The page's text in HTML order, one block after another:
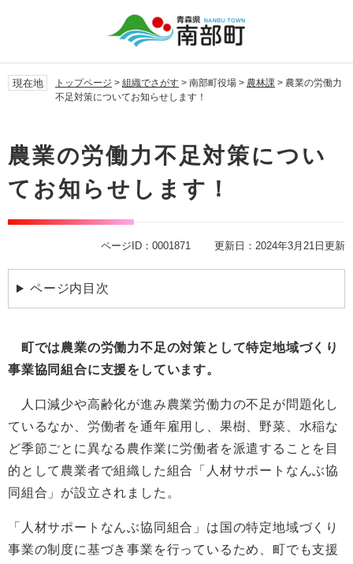
先
頭
を
飛
本
現在地 トップページ > 組織でさがす > 南部町役場 > 農林課 > 農業の労働力
不足対策についてお知らせします！
文
農業の労働力不足対策につい
てお知らせします！
ページID：0001871 更新日：2024年3月21日更新
ページ内目次
町では農業の労働力不足の対策として特定地域づくり
事業協同組合に支援をしています。
人口減少や高齢化が進み農業労働力の不足が問題化し
ているなか、労働者を通年雇用し、果樹、野菜、水稲な
ど季節ごとに異なる農作業に労働者を派遣することを目
的として農業者で組織した組合「人材サポートなんぶ協
同組合」が設立されました。
「人材サポートなんぶ協同組合」は国の特定地域づくり
事業の制度に基づき事業を行っているため、町でも支援